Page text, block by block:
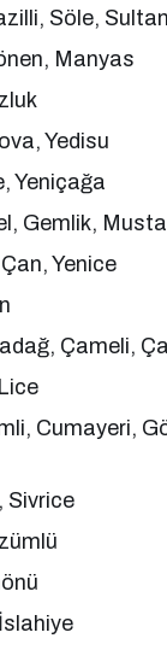
Söle,
Manyas
Yedisu
Yeniçağa
Gemlik,
Çan, Yenice
Çameli,
Lice
Cumayeri,
Sivrice
İslahiye